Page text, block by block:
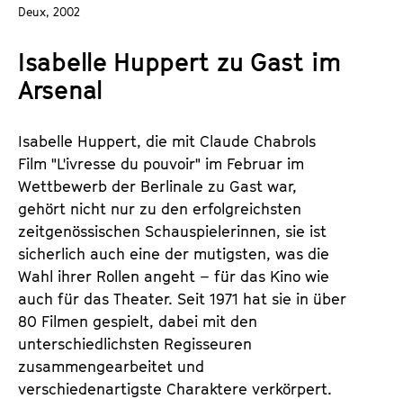
t
e
V
.
Deux, 2002
Isabelle Huppert zu Gast im
Arsenal
Isabelle Huppert, die mit Claude Chabrols
Film "L'ivresse du pouvoir" im Februar im
Wettbewerb der Berlinale zu Gast war,
gehört nicht nur zu den erfolgreichsten
zeitgenössischen Schauspielerinnen, sie ist
sicherlich auch eine der mutigsten, was die
Wahl ihrer Rollen angeht – für das Kino wie
auch für das Theater. Seit 1971 hat sie in über
80 Filmen gespielt, dabei mit den
unterschiedlichsten Regisseuren
zusammengearbeitet und
verschiedenartigste Charaktere verkörpert.